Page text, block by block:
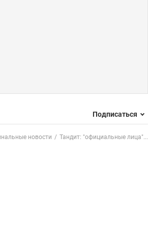
Подписаться
новости Тандит: "официальные лица"...